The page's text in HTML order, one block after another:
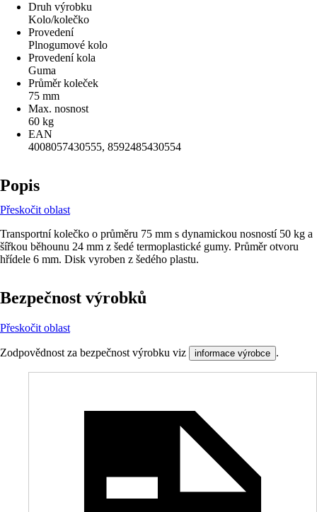
Druh výrobku
Kolo/kolečko
Provedení
Plnogumové kolo
Provedení kola
Guma
Průměr koleček
75 mm
Max. nosnost
60 kg
EAN
4008057430555, 8592485430554
Popis
Přeskočit oblast
Transportní kolečko o průměru 75 mm s dynamickou nosností 50 kg a
šířkou běhounu 24 mm z šedé termoplastické gumy. Průměr otvoru
hřídele 6 mm. Disk vyroben z šedého plastu.
Bezpečnost výrobků
Přeskočit oblast
Zodpovědnost za bezpečnost výrobku viz informace výrobce .